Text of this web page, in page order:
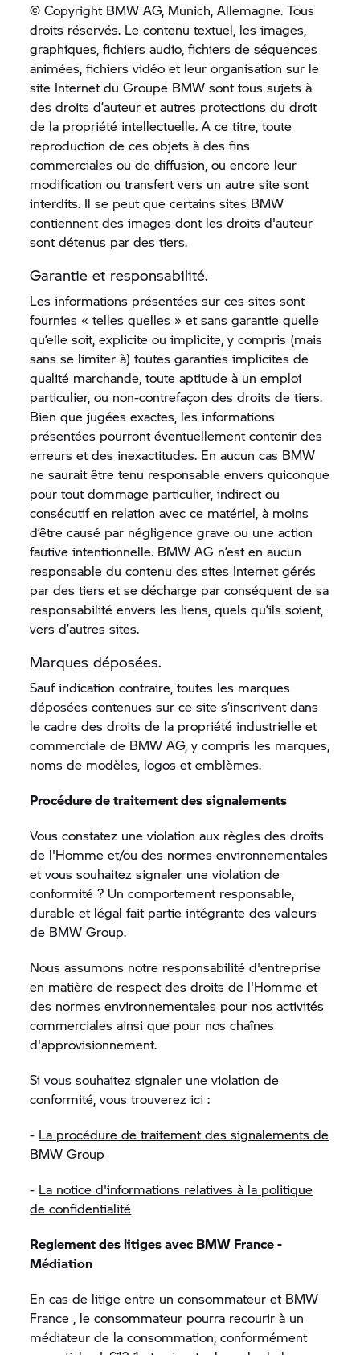
© Copyright BMW AG, Munich, Allemagne. Tous
droits réservés. Le contenu textuel, les images,
graphiques, fichiers audio, fichiers de séquences
animées, fichiers vidéo et leur organisation sur le
site Internet du Groupe BMW sont tous sujets à
des droits d’auteur et autres protections du droit
de la propriété intellectuelle. A ce titre, toute
reproduction de ces objets à des fins
commerciales ou de diffusion, ou encore leur
modification ou transfert vers un autre site sont
interdits. Il se peut que certains sites BMW
contiennent des images dont les droits d'auteur
sont détenus par des tiers.
Garantie et responsabilité.
Les informations présentées sur ces sites sont
fournies « telles quelles » et sans garantie quelle
qu’elle soit, explicite ou implicite, y compris (mais
sans se limiter à) toutes garanties implicites de
qualité marchande, toute aptitude à un emploi
particulier, ou non-contrefaçon des droits de tiers.
Bien que jugées exactes, les informations
présentées pourront éventuellement contenir des
erreurs et des inexactitudes. En aucun cas BMW
ne saurait être tenu responsable envers quiconque
pour tout dommage particulier, indirect ou
consécutif en relation avec ce matériel, à moins
d’être causé par négligence grave ou une action
fautive intentionnelle. BMW AG n’est en aucun
responsable du contenu des sites Internet gérés
par des tiers et se décharge par conséquent de sa
responsabilité envers les liens, quels qu’ils soient,
vers d’autres sites.
Marques déposées.
Sauf indication contraire, toutes les marques
déposées contenues sur ce site s’inscrivent dans
le cadre des droits de la propriété industrielle et
commerciale de BMW AG, y compris les marques,
noms de modèles, logos et emblèmes.
Procédure de traitement des signalements
Vous constatez une violation aux règles des droits
de l'Homme et/ou des normes environnementales
et vous souhaitez signaler une violation de
conformité ? Un comportement responsable,
durable et légal fait partie intégrante des valeurs
de BMW Group.
Nous assumons notre responsabilité d'entreprise
en matière de respect des droits de l'Homme et
des normes environnementales pour nos activités
commerciales ainsi que pour nos chaînes
d'approvisionnement.
Si vous souhaitez signaler une violation de
conformité, vous trouverez ici :
- La procédure de traitement des signalements de
BMW Group
- La notice d'informations relatives à la politique
de confidentialité
Reglement des litiges avec BMW France -
Médiation
En cas de litige entre un consommateur et BMW
France , le consommateur pourra recourir à un
médiateur de la consommation, conformément